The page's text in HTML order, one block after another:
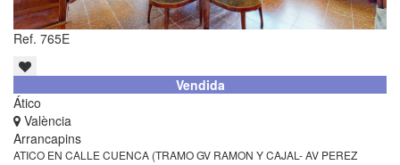
Ref. 765E
Vendida
Ático
València
Arrancapins
ATICO EN CALLE CUENCA (TRAMO GV RAMON Y CAJAL- AV PEREZ